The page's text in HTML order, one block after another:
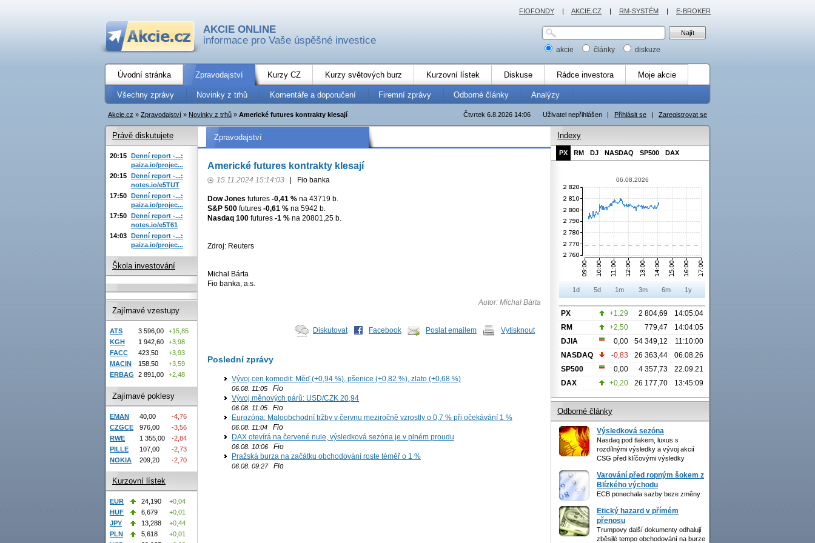
AKCIE ONLINE
informace pro Vaše úspěšné investice
akcie články diskuze
Úvodní stránka Zpravodajství Kurzy CZ Kurzy světových burz Kurzovní lístek Diskuse Rádce investora Moje akcie
Všechny zprávy Novinky z trhů Komentáře a doporučení Firemní zprávy Odborné články Analýzy
Uživatel nepřihlášen | Přihlásit se | Zaregistrovat se
Čtvrtek 6.8.2026 14:06
Akcie.cz » Zpravodajství » Novinky z trhů » Americké futures kontrakty klesají
Zpravodajství
Americké futures kontrakty klesají
15.11.2024 15:14:03 Fio banka
Dow Jones futures -0,41 % na 43719 b.
S&P 500 futures -0,61 % na 5942 b.
Nasdaq 100 futures -1 % na 20801,25 b.
Zdroj: Reuters
Michal Bárta
Fio banka, a.s.
Autor: Michal Bárta
Diskutovat Facebook Poslat emailem Vytisknout
Poslední zprávy
Vývoj cen komodit: Měď (+0,94 %), pšenice (+0,82 %), zlato (+0,68 %)
06.08. 11:05 Fio
Vývoj měnových párů: USD/CZK 20,94
06.08. 11:05 Fio
Eurozóna: Maloobchodní tržby v červnu meziročně vzrostly o 0,7 % při očekávání 1 %
06.08. 11:04 Fio
DAX otevírá na červené nule, výsledková sezóna je v plném proudu
06.08. 10:06 Fio
Pražská burza na začátku obchodování roste téměř o 1 %
06.08. 09:27Fio
Právě diskutujete
20:15 Denní report -...:
paiza.io/projec...
20:15 Denní report -...:
notes.io/e5TUT
17:50 Denní report -...:
paiza.io/projec...
17:50 Denní report -...:
notes.io/e5T61
14:03 Denní report -...:
paiza.io/projec...
Škola investování
Zajímavé vzestupy
ATS 3 596,00
+15,85
KGH
1 942,60
+3,98
FACC
423,50
+3,93
MACIN
158,50
+3,59
ERBAG
2 891,00 +2,48
Zajímavé poklesy
EMAN 40,00
-4,76
CZGCE
976,00
-3,56
RWE
1 355,00
-2,84
PILLE
107,00
-2,73
NOKIA
209,20 -2,70
Kurzovní lístek
EUR 24,190
+0,04
HUF
6,679
+0,01
JPY
13,288
+0,44
PLN
5,618
+0,01
Indexy
PX RM DJ NASDAQ SP500 DAX
06.08.2026
1d 5d 1m 3m 6m 1y
PX +1,29 2 804,69
14:05:04
RM
+2,50 779,47
14:04:05
DJIA
0,00 54 349,12
11:10:00
NASDAQ
-0,83 26 363,44
06.08.26
SP500
0,00 4 357,73
22.09.21
DAX
+0,20 26 177,70 13:45:09
Odborné články
Výsledková sezóna
Nasdaq pod tlakem, luxus s
rozdílnými výsledky a vývoj akcií
CSG před klíčovými výsledky
Varování před ropným šokem z
Blízkého východu
ECB ponechala sazby beze změny
Etický hazard v přímém
přenosu
Trumpovy další dokumenty odhalují
zběsilé tempo obchodování na burze
FIOFONDY | AKCIE.CZ | RM-SYSTÉM | E-BROKER